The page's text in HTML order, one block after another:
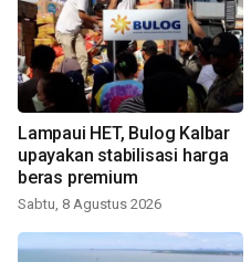
Lampaui HET, Bulog Kalbar
upayakan stabilisasi harga
beras premium
Sabtu, 8 Agustus 2026